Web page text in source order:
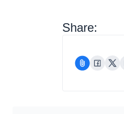
Share: